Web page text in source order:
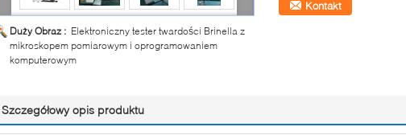
Duży Obraz : Elektroniczny tester twardości Brinella z
mikroskopem pomiarowym i oprogramowaniem
komputerowym
Kontakt
Szczegółowy opis produktu